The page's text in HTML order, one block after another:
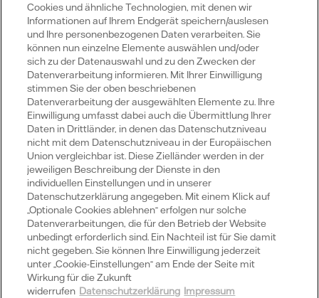
Kontaktieren Sie uns gerne telefonisch
Telefonnummer anzeigen
Zum Kontaktformular
Cookies und ähnliche Technologien, mit denen wir
Informationen auf Ihrem Endgerät speichern/auslesen
und Ihre personenbezogenen Daten verarbeiten. Sie
können nun einzelne Elemente auswählen und/oder
sich zu der Datenauswahl und zu den Zwecken der
Datenverarbeitung informieren. Mit Ihrer Einwilligung
stimmen Sie der oben beschriebenen
Datenverarbeitung der ausgewählten Elemente zu. Ihre
Einwilligung umfasst dabei auch die Übermittlung Ihrer
Daten in Drittländer, in denen das Datenschutzniveau
nicht mit dem Datenschutzniveau in der Europäischen
Union vergleichbar ist. Diese Zielländer werden in der
jeweiligen Beschreibung der Dienste in den
individuellen Einstellungen und in unserer
Datenschutzerklärung angegeben. Mit einem Klick auf
„Optionale Cookies ablehnen“ erfolgen nur solche
Datenverarbeitungen, die für den Betrieb der Website
unbedingt erforderlich sind. Ein Nachteil ist für Sie damit
nicht gegeben. Sie können Ihre Einwilligung jederzeit
unter „Cookie-Einstellungen“ am Ende der Seite mit
Wirkung für die Zukunft
widerrufen Datenschutzerklärung Impressum